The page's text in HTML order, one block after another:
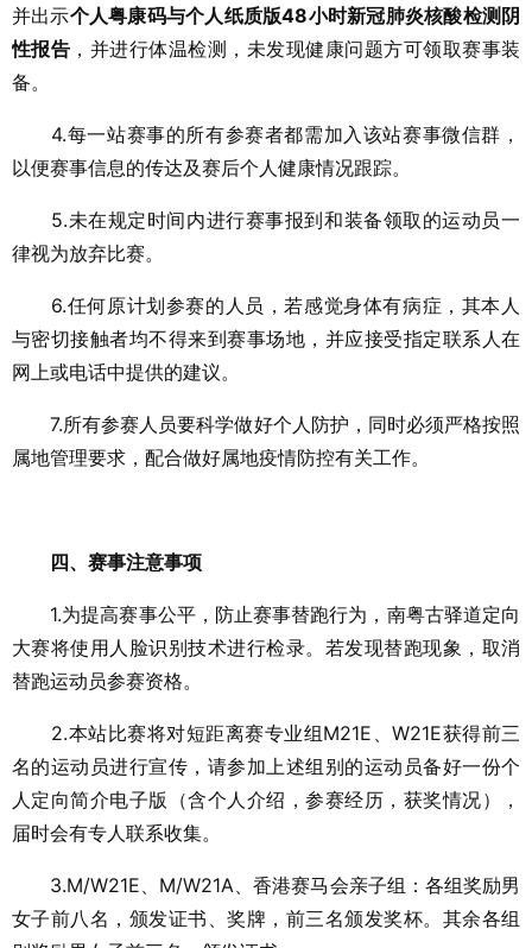
并出示个人粤康码与个人纸质版48小时新冠肺炎核酸检测阴
性报告 ，并进行体温检测，未发现健康问题方可领取赛事装
备。
4.每一站赛事的所有参赛者都需加入该站赛事微信群，
以便赛事信息的传达及赛后个人健康情况跟踪。
5.未在规定时间内进行赛事报到和装备领取的运动员一
律视为放弃比赛。
6.任何原计划参赛的人员，若感觉身体有病症，其本人
与密切接触者均不得来到赛事场地，并应接受指定联系人在
网上或电话中提供的建议。
7.所有参赛人员要科学做好个人防护，同时必须严格按照
属地管理要求，配合做好属地疫情防控有关工作。
四、赛事注意事项
1.为提高赛事公平，防止赛事替跑行为，南粤古驿道定向
大赛将使用人脸识别技术进行检录。若发现替跑现象，取消
替跑运动员参赛资格。
2.本站比赛将对短距离赛专业组M21E、W21E获得前三
名的运动员进行宣传，请参加上述组别的运动员备好一份个
人定向简介电子版（含个人介绍，参赛经历，获奖情况），
届时会有专人联系收集。
3.M/W21E、M/W21A、香港赛马会亲子组：各组奖励男
女子前八名，颁发证书、奖牌，前三名颁发奖杯。其余各组